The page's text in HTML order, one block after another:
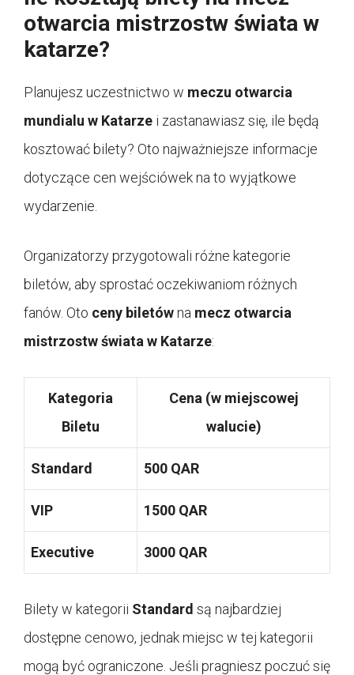
otwarcia mistrzostw świata w
katarze?
Planujesz uczestnictwo w meczu otwarcia
mundialu w Katarze i zastanawiasz się, ile będą
kosztować bilety? Oto najważniejsze informacje
dotyczące cen wejściówek na to wyjątkowe
wydarzenie.
Organizatorzy przygotowali różne kategorie
biletów, aby sprostać oczekiwaniom różnych
fanów. Oto ceny biletówna mecz otwarcia
mistrzostw świata w Katarze:
Kategoria
Biletu
Cena (w miejscowej
walucie)
Standard 500 QAR
VIP 1500 QAR
Executive 3000 QAR
Bilety w kategorii Standard są najbardziej
dostępne cenowo, jednak miejsc w tej kategorii
mogą być ograniczone. Jeśli pragniesz poczuć się